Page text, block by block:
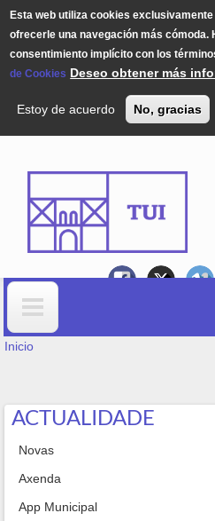
Esta web utiliza cookies
ofrecerle una navegación más cómoda.
consentimiento implícito con los
de Cookies Deseo obtener más
Estoy de acuerdo No, gracias
Formulario de
USTED ESTÁ AQUÍ
Inicio
ACTUALIDADE
Novas
Axenda
App Municipal